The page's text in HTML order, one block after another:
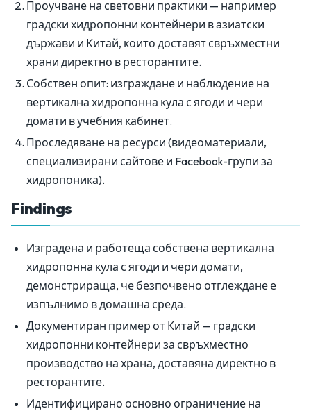
Проучване на световни практики — например
градски хидропонни контейнери в азиатски
държави и Китай, които доставят свръхместни
храни директно в ресторантите.
Собствен опит: изграждане и наблюдение на
вертикална хидропонна кула с ягоди и чери
домати в учебния кабинет.
Проследяване на ресурси (видеоматериали,
специализирани сайтове и Facebook-групи за
хидропоника).
Findings
Изградена и работеща собствена вертикална
хидропонна кула с ягоди и чери домати,
демонстрираща, че безпочвено отглеждане е
изпълнимо в домашна среда.
Документиран пример от Китай — градски
хидропонни контейнери за свръхместно
производство на храна, доставяна директно в
ресторантите.
Идентифицирано основно ограничение на